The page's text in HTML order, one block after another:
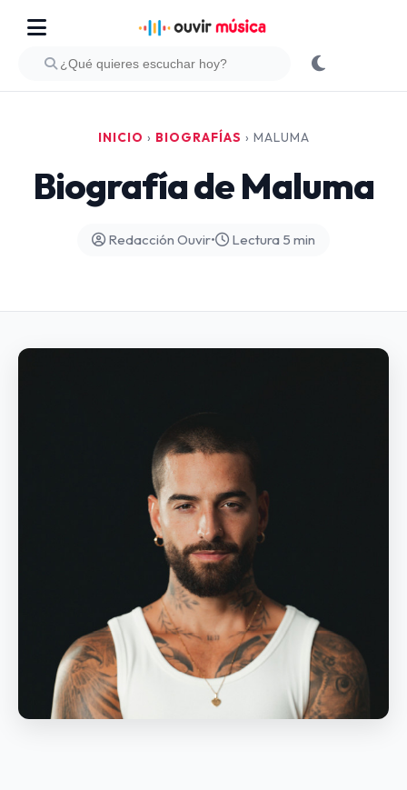
INICIO › BIOGRAFÍAS › MALUMA
Biografía de Maluma
Redacción Ouvir• Lectura 5 min